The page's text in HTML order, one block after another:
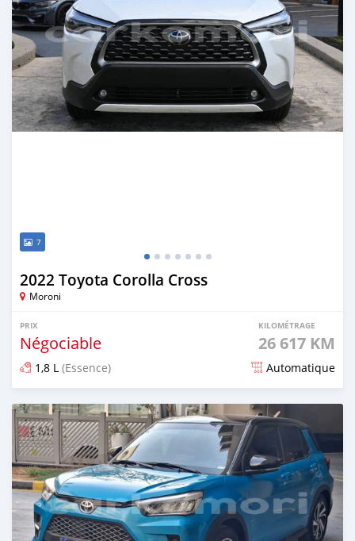
7
2022 Toyota Corolla Cross
Moroni
PRIX
Négociable
KILOMÉTRAGE
26 617 KM
1,8 L (Essence) Automatique
Publié il y a 8 mois